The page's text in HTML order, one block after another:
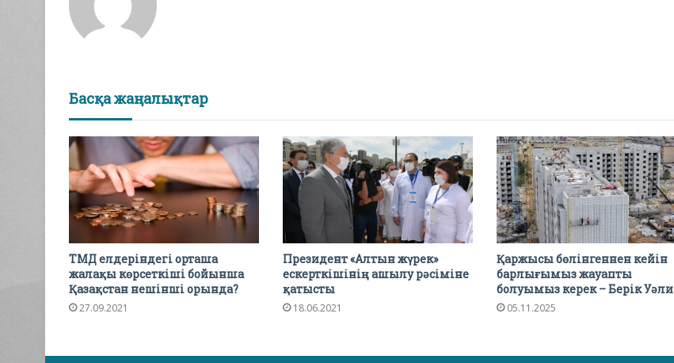
Басқа жаңалықтар
ТМД елдеріндегі орташа
жалақы көрсеткіші бойынша
Қазақстан нешінші орында?
27.09.2021
Президент «Алтын жүрек»
ескерткішінің ашылу рәсіміне
қатысты
18.06.2021
Қаржысы бөлінгеннен кейін
барлығымыз жауапты
болуымыз керек – Берік Уәли
05.11.2025